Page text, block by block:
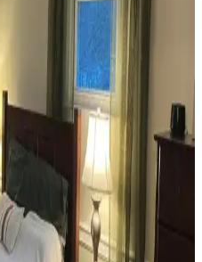
aydınlatma ve mobilyaların
ve fonksiyonel kılar. Doğru
dış görünümünü güçlendirir.
Alımı ve Ev
Yöntemleri
alımı, ekonomik ve özgün
seçim, temizlik ve stil
ve Dolapla
Aksesuarların Rolü
uyumu, doğru renk tonları ve